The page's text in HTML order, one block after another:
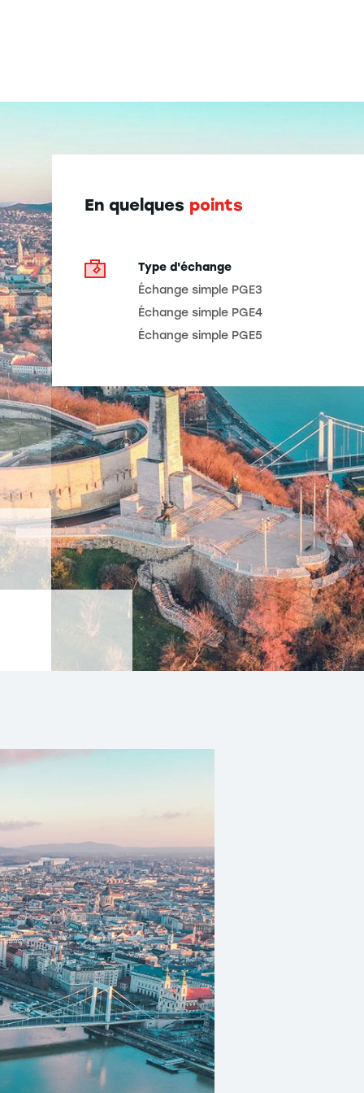
En quelques points
Type d'échange
Échange simple PGE3
Échange simple PGE4
Échange simple PGE5